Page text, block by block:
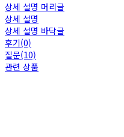
상세 설명 머리글
상세 설명
상세 설명 바닥글
후기(0)
질문(10)
관련 상품